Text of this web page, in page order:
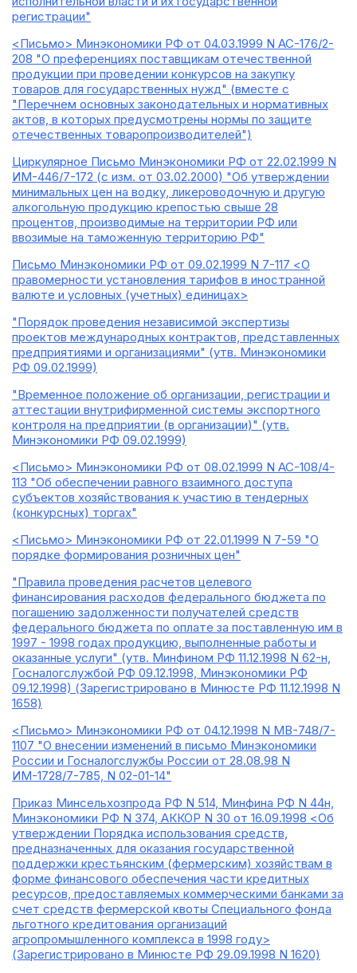
регистрации"
<Письмо> Минэкономики РФ от 04.03.1999 N АС-176/2-
208 "О преференциях поставщикам отечественной
продукции при проведении конкурсов на закупку
товаров для государственных нужд" (вместе с
"Перечнем основных законодательных и нормативных
актов, в которых предусмотрены нормы по защите
отечественных товаропроизводителей")
Циркулярное Письмо Минэкономики РФ от 22.02.1999 N
ИМ-446/7-172 (с изм. от 03.02.2000) "Об утверждении
минимальных цен на водку, ликероводочную и другую
алкогольную продукцию крепостью свыше 28
процентов, производимые на территории РФ или
ввозимые на таможенную территорию РФ"
Письмо Минэкономики РФ от 09.02.1999 N 7-117 <О
правомерности установления тарифов в иностранной
валюте и условных (учетных) единицах>
"Порядок проведения независимой экспертизы
проектов международных контрактов, представленных
предприятиями и организациями" (утв. Минэкономики
РФ 09.02.1999)
"Временное положение об организации, регистрации и
аттестации внутрифирменной системы экспортного
контроля на предприятии (в организации)" (утв.
Минэкономики РФ 09.02.1999)
<Письмо> Минэкономики РФ от 08.02.1999 N АС-108/4-
113 "Об обеспечении равного взаимного доступа
субъектов хозяйствования к участию в тендерных
(конкурсных) торгах"
<Письмо> Минэкономики РФ от 22.01.1999 N 7-59 "О
порядке формирования розничных цен"
"Правила проведения расчетов целевого
финансирования расходов федерального бюджета по
погашению задолженности получателей средств
федерального бюджета по оплате за поставленную им в
1997 - 1998 годах продукцию, выполненные работы и
оказанные услуги" (утв. Минфином РФ 11.12.1998 N 62-н,
Госналогслужбой РФ 09.12.1998, Минэкономики РФ
09.12.1998) (Зарегистрировано в Минюсте РФ 11.12.1998 N
1658)
<Письмо> Минэкономики РФ от 04.12.1998 N МВ-748/7-
1107 "О внесении изменений в письмо Минэкономики
России и Госналогслужбы России от 28.08.98 N
ИМ-1728/7-785, N 02-01-14"
Приказ Минсельхозпрода РФ N 514, Минфина РФ N 44н,
Минэкономики РФ N 374, АККОР N 30 от 16.09.1998 <Об
утверждении Порядка использования средств,
предназначенных для оказания государственной
поддержки крестьянским (фермерским) хозяйствам в
форме финансового обеспечения части кредитных
ресурсов, предоставляемых коммерческими банками за
счет средств фермерской квоты Специального фонда
льготного кредитования организаций
агропромышленного комплекса в 1998 году>
(Зарегистрировано в Минюсте РФ 29.09.1998 N 1620)